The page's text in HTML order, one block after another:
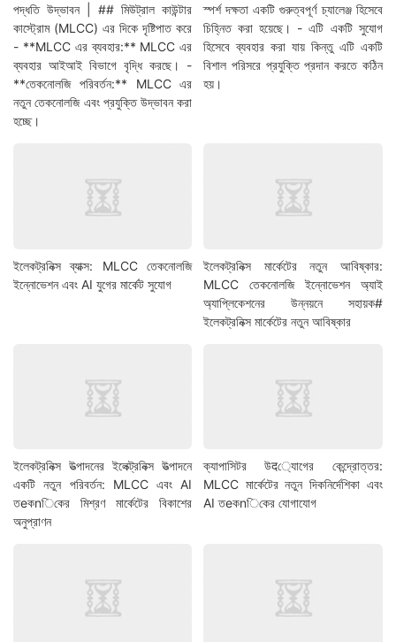
পদ্ধতি উদ্ভাবন | ## মিউট্রাল কাউন্টার
কাস্ট্রোম (MLCC) এর দিকে দৃষ্টিপাত করে
- **MLCC এর ব্যবহার:** MLCC এর
ব্যবহার আইআই বিভাগে বৃদ্ধি করছে। -
**তেকনোলজি পরিবর্তন:** MLCC এর
নতুন তেকনোলজি এবং প্রযুক্তি উদ্ভাবন করা
হচ্ছে।
স্পর্শ দক্ষতা একটি গুরুত্বপূর্ণ চ্যালেঞ্জ হিসেবে
চিহ্নিত করা হয়েছে। - এটি একটি সুযোগ
হিসেবে ব্যবহার করা যায় কিন্তু এটি একটি
বিশাল পরিসরে প্রযুক্তি প্রদান করতে কঠিন
হয়।
ইলেকট্রনিক্স ব্যাক্স: MLCC তেকনোলজি
ইন্নোভেশন এবং AI যুগের মার্কেট সুযোগ
ইলেকট্রনিক্স মার্কেটের নতুন আবিষ্কার:
MLCC তেকনোলজি ইন্নোভেশন অ্যাই
অ্যাপ্লিকেশনের উন্নয়নে সহায়ক#
ইলেকট্রনিক্স মার্কেটের নতুন আবিষ্কার
ইলেকট্রনিক্স উত্পাদনের ইলেক্ট্রনিক্স উত্পাদনে
একটি নতুন পরিবর্তন: MLCC এবং AI
তeকnিকের মিশ্রণ মার্কেটের বিকাশের
অনুপ্রাণন
ক্যাপাসিটর উद্যোগের কেন্দ্রোত্তর:
MLCC মার্কেটের নতুন দিকনির্দেশিকা এবং
AI তeকnিকের যোগাযোগ